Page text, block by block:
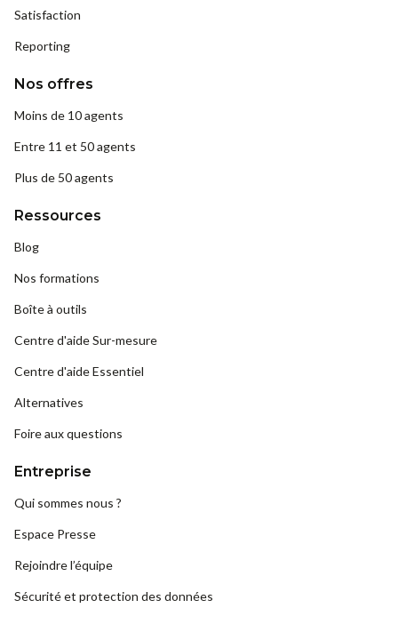
Satisfaction
Reporting
Nos offres
Moins de 10 agents
Entre 11 et 50 agents
Plus de 50 agents
Ressources
Blog
Nos formations
Boîte à outils
Centre d'aide Sur-mesure
Centre d'aide Essentiel
Alternatives
Foire aux questions
Entreprise
Qui sommes nous ?
Espace Presse
Rejoindre l’équipe
Sécurité et protection des données